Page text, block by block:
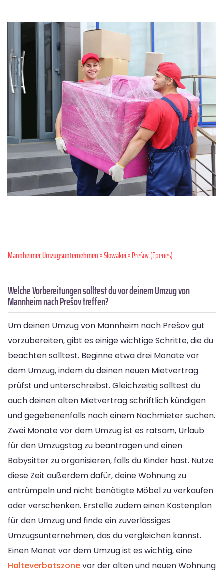
Mannheimer Umzugsunternehmen»Slowakei» Prešov (Eperies)
Welche Vorbereitungen solltest du vor deinem Umzug von
Mannheim nach Prešov treffen?
Um deinen Umzug von Mannheim nach Prešov gut
vorzubereiten, gibt es einige wichtige Schritte, die du
beachten solltest. Beginne etwa drei Monate vor
dem Umzug, indem du deinen neuen Mietvertrag
prüfst und unterschreibst. Gleichzeitig solltest du
auch deinen alten Mietvertrag schriftlich kündigen
und gegebenenfalls nach einem Nachmieter suchen.
Zwei Monate vor dem Umzug ist es ratsam, Urlaub
für den Umzugstag zu beantragen und einen
Babysitter zu organisieren, falls du Kinder hast. Nutze
diese Zeit außerdem dafür, deine Wohnung zu
entrümpeln und nicht benötigte Möbel zu verkaufen
oder verschenken. Erstelle zudem einen Kostenplan
für den Umzug und finde ein zuverlässiges
Umzugsunternehmen, das du vergleichen kannst.
Einen Monat vor dem Umzug ist es wichtig, eine
Halteverbotszonevor der alten und neuen Wohnung